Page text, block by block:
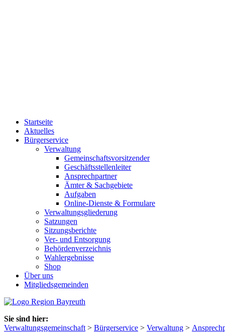
Startseite
Aktuelles
Bürgerservice
Verwaltung
Gemeinschaftsvorsitzender
Geschäftsstellenleiter
Ansprechpartner
Ämter & Sachgebiete
Aufgaben
Online-Dienste & Formulare
Verwaltungsgliederung
Satzungen
Sitzungsberichte
Ver- und Entsorgung
Behördenverzeichnis
Wahlergebnisse
Shop
Über uns
Mitgliedsgemeinden
Sie sind hier:
Verwaltungsgemeinschaft > Bürgerservice > Verwaltung >